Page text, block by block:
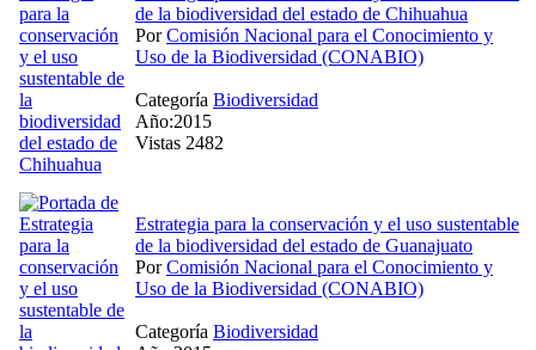
de la biodiversidad del estado de Chihuahua
PorComisión Nacional para el Conocimiento y
Uso de la Biodiversidad (CONABIO)
Categoría Biodiversidad
Año:2015
Vistas 2482
Estrategia para la conservación y el uso sustentable
de la biodiversidad del estado de Guanajuato
PorComisión Nacional para el Conocimiento y
Uso de la Biodiversidad (CONABIO)
Categoría Biodiversidad